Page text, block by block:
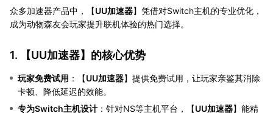
众多加速器产品中，【UU加速器】凭借对Switch主机的专业优化，
成为动物森友会玩家提升联机体验的热门选择。
1. 【UU加速器】的核心优势
玩家免费试用 ：【UU加速器】提供免费试用，让玩家亲鉴其消除
卡顿、降低延迟的效能。
专为Switch主机设计 ：针对NS等主机平台，【UU加速器】能精